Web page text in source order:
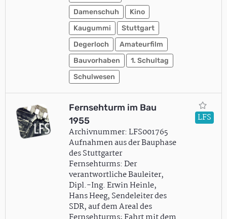
Damenschuh
Kino
Kaugummi
Stuttgart
Degerloch
Amateurfilm
Bauvorhaben
1. Schultag
Schulwesen
Fernsehturm im Bau
1955
Archivnummer: LFS001765
Aufnahmen aus der Bauphase
des Stuttgarter
Fernsehturms: Der
verantwortliche Bauleiter,
Dipl.-Ing. Erwin Heinle,
Hans Heeg, Sendeleiter des
SDR, auf dem Areal des
LFS